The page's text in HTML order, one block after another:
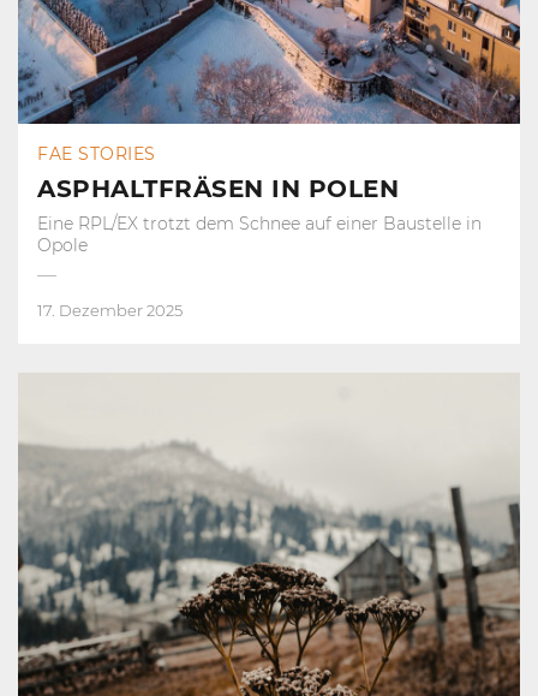
FAE STORIES
ASPHALTFRÄSEN IN POLEN
Eine RPL/EX trotzt dem Schnee auf einer Baustelle in
Opole
17. Dezember 2025